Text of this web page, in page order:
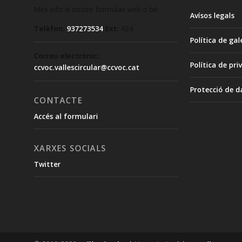
937273534
ccvoc.vallescircular@ccvoc.cat
CONTACTE
Accés al formulari
XARXES SOCIALS
Twitter
Avísos legals
Política de
Política de
Protecció de